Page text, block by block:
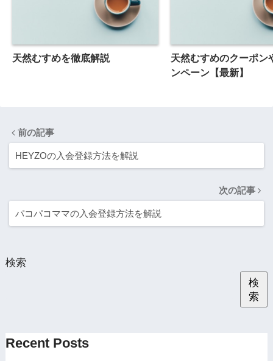
天然むすめを徹底解説
天然むすめのクーポン
ンペーン【最新】
前の記事
HEYZOの入会登録方法を解説
次の記事
パコパコママの入会登録方法を解説
検索
検
索
Recent Posts